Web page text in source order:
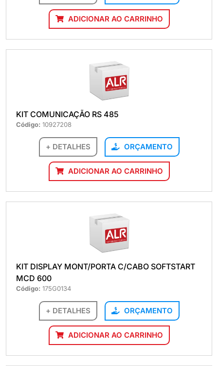
ADICIONAR AO CARRINHO
KIT COMUNICAÇÃO RS 485
Código: 10927208
+ DETALHES ORÇAMENTO
ADICIONAR AO CARRINHO
KIT DISPLAY MONT/PORTA C/CABO SOFTSTART
MCD 600
Código: 175G0134
+ DETALHES ORÇAMENTO
ADICIONAR AO CARRINHO